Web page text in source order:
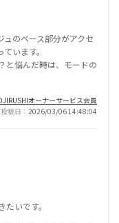
のベース部分がアクセ
います。
と悩んだ時は、モードの
オーナーサービス会員
投稿日
2026/03/06 14:48:04
いです。